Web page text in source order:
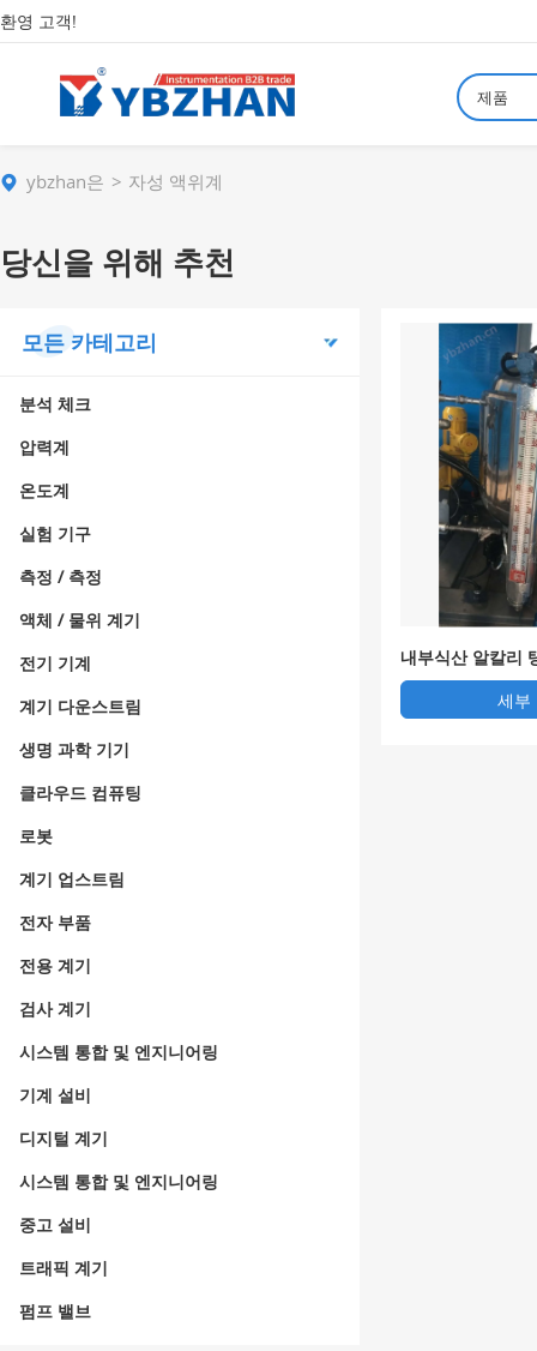
환영 고객!
제품
ybzhan은 자성 액위계
당신을 위해 추천
모든 카테고리
분석 체크
압력계
온도계
실험 기구
측정 / 측정
액체 / 물위 계기
전기 기계
계기 다운스트림
생명 과학 기기
클라우드 컴퓨팅
로봇
계기 업스트림
전자 부품
전용 계기
검사 계기
시스템 통합 및 엔지니어링
기계 설비
디지털 계기
시스템 통합 및 엔지니어링
중고 설비
트래픽 계기
펌프 밸브
내부식산 알칼리
세부